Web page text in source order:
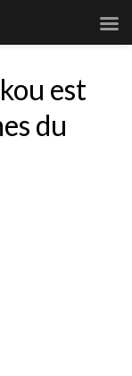
est
du